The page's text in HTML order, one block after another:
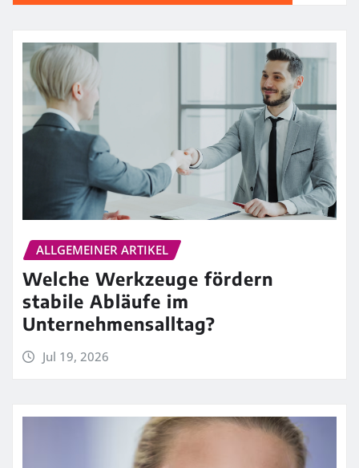
ALLGEMEINER ARTIKEL
Welche Werkzeuge fördern
stabile Abläufe im
Unternehmensalltag?
Jul 19, 2026